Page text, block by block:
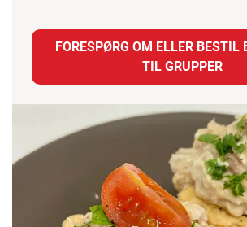
FORESPØRG OM ELLER BESTIL
TIL GRUPPER